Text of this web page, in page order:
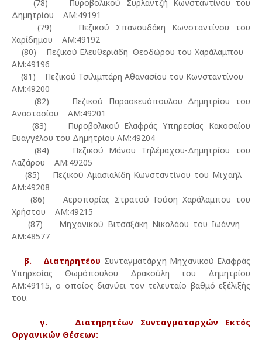
(78) Πυροβολικού Συρλαντζή Κωνσταντίνου του
Δημητρίου ΑΜ:49191
(79) Πεζικού Σπανουδάκη Κωνσταντίνου του
Χαρίδημου ΑΜ:49192
(80) Πεζικού Ελευθεριάδη Θεοδώρου του Χαράλαμπου
ΑΜ:49196
(81) Πεζικού Τσιλιμπάρη Αθανασίου του Κωνσταντίνου
ΑΜ:49200
(82) Πεζικού Παρασκευόπουλου Δημητρίου του
Αναστασίου ΑΜ:49201
(83) Πυροβολικού Ελαφράς Υπηρεσίας Κακοσαίου
Ευαγγέλου του Δημητρίου ΑΜ:49204
(84) Πεζικού Μάνου Τηλέμαχου-Δημητρίου του
Λαζάρου ΑΜ:49205
(85) Πεζικού Αμασιαλίδη Κωνσταντίνου του Μιχαήλ
ΑΜ:49208
(86) Αεροπορίας Στρατού Γούση Χαράλαμπου του
Χρήστου ΑΜ:49215
(87) Μηχανικού Βιτσαξάκη Νικολάου του Ιωάννη
ΑΜ:48577
β. Διατηρητέου Συνταγματάρχη Μηχανικού Eλαφράς
Υπηρεσίας Θωμόπουλου Δρακούλη του Δημητρίου
ΑΜ:49115, ο οποίος διανύει τον τελευταίο βαθμό εξέλιξής
του.
γ. Διατηρητέων Συνταγματαρχών Εκτός
Οργανικών Θέσεων: